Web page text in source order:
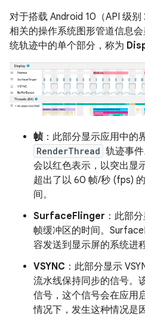
对于搭载 Android 10（API 级别
相关的操作系统图形管道信息
统轨迹中的单个部分，称为
帧 ：此部分显示应用中的
RenderThread 轨迹事
会以红色表示，以突出显
超出了以 60 帧/秒 (fps)
间。
SurfaceFlinger ：此部
帧缓冲区的时间。
容发送到显示屏的系统进程
VSYNC ：此部分显示
流水线保持同步的信号。
信号，这个信号会在应用
情况下，发生这种情况是